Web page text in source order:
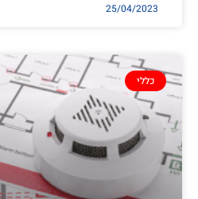
25/04/2023
כללי